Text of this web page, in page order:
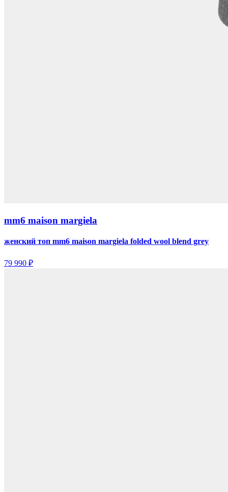
mm6 maison margiela
женский топ mm6 maison margiela folded wool blend grey
79 990 ₽